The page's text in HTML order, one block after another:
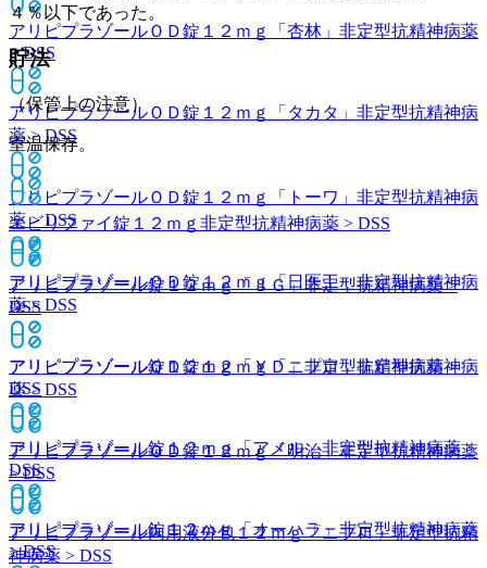
アリピプラゾールＯＤ錠１２ｍｇ「杏林」 非定型抗精神病薬
> DSS
アリピプラゾールＯＤ錠１２ｍｇ「タカタ」 非定型抗精神病
薬 > DSS
アリピプラゾールＯＤ錠１２ｍｇ「トーワ」 非定型抗精神病
薬 > DSS
アリピプラゾールＯＤ錠１２ｍｇ「日医工」非定型抗精神病
薬 > DSS
アリピプラゾールＯＤ錠１２ｍｇ「ニプロ」非定型抗精神病
薬 > DSS
アリピプラゾールＯＤ錠１２ｍｇ「明治」非定型抗精神病薬
> DSS
アリピプラゾール内用液分包１２ｍｇ「ニプロ」非定型抗精
神病薬 > DSS
４％以下であった。
貯法
（保管上の注意）
室温保存。
エビリファイ錠１２ｍｇ 非定型抗精神病薬 > DSS
アリピプラゾール錠１２ｍｇ「ＪＧ」非定型抗精神病薬 >
DSS
アリピプラゾール錠１２ｍｇ「ＹＤ」非定型抗精神病薬 >
DSS
アリピプラゾール錠１２ｍｇ「アメル」非定型抗精神病薬 >
DSS
アリピプラゾール錠１２ｍｇ「オーハラ」非定型抗精神病薬
> DSS